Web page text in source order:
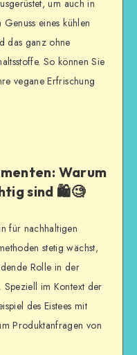
um auch in
eines kühlen
das ganz ohne
So können Sie
vegane Erfrischung
Warum
sind 🛍️🧐
für nachhaltigen
stetig wächst,
Rolle in der
Speziell im Kontext der
des Eistees mit
Produktanfragen von